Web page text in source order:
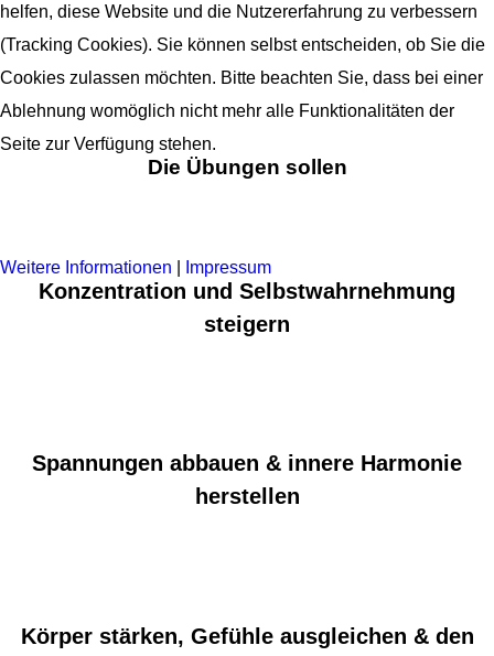
Die Übungen sollen
Konzentration und Selbstwahrnehmung
steigern
Spannungen abbauen & innere Harmonie
herstellen
Körper stärken, Gefühle ausgleichen & den
helfen, diese Website und die Nutzererfahrung zu verbessern
(Tracking Cookies). Sie können selbst entscheiden, ob Sie die
Cookies zulassen möchten. Bitte beachten Sie, dass bei einer
Ablehnung womöglich nicht mehr alle Funktionalitäten der
Seite zur Verfügung stehen.
Weitere Informationen Impressum